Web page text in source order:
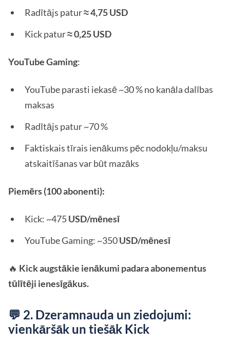
Radītājs patur≈ 4,75 USD
Kick patur≈ 0,25 USD
YouTube Gaming:
YouTube parasti iekasē ~30 % no kanāla dalības
maksas
Radītājs patur ~70 %
Faktiskais tīrais ienākums pēc nodokļu/maksu
atskaitīšanas var būt mazāks
Piemērs (100 abonenti):
Kick: ~475USD/mēnesī
YouTube Gaming: ~350USD/mēnesī
🔥 Kick augstākie ienākumi padara abonementus
tūlītēji ienesīgākus.
💬 2. Dzeramnauda un ziedojumi:
vienkāršāk un tiešāk Kick